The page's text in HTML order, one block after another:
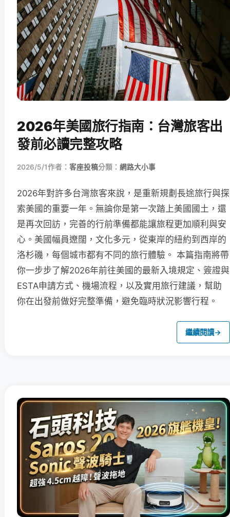
2026年美國旅行指南：台灣旅客出
發前必讀完整攻略
2026/5/1作者： 客座投稿分類： 網路大小事
2026年對許多台灣旅客來說，是重新規劃長途旅行與探
索美國的重要一年。無論你是第一次踏上美國國土，還
是再次回訪，完善的行前準備都能讓旅程更加順利與安
心。美國幅員遼闊，文化多元，從東岸的紐約到西岸的
洛杉磯，每個城市都有不同的旅行體驗。 本篇指南將帶
你一步步了解2026年前往美國的最新入境規定、簽證與
ESTA申請方式、機場流程，以及實用旅行建議，幫助
你在出發前做好完整準備，避免臨時狀況影響行程。
繼續閱讀→